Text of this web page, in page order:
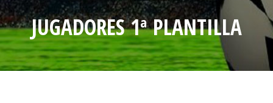
JUGADORES 1ª PLANTILLA